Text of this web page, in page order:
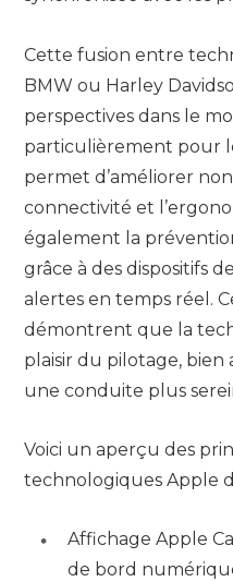
Cette fusion entre
BMW ou Harley
perspectives dans le
particulièrement pour
permet d’améliorer
connectivité et
également la
grâce à des dispositifs
alertes en temps réel.
démontrent que la
plaisir du pilotage, bien
une conduite plus
Voici un aperçu des
technologiques Apple
Affichage Apple
de bord